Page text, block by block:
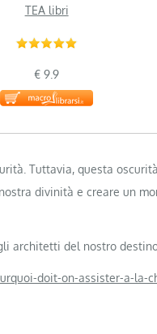
TEA libri
€ 9.9
Tuttavia, questa
divinità e creare un
architetti del nostro
doit-on-assister-a-la-